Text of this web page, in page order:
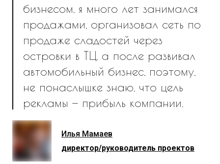
бизнесом, я много лет занимался
продажами, организовал сеть по
продаже сладостей через
островки в ТЦ, а после развивал
автомобильный бизнес, поэтому,
не понаслышке знаю, что цель
рекламы — прибыль компании.
Илья Мамаев
директор/руководитель проектов